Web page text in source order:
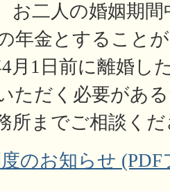
お二人の婚姻期
年金とすること
月1日前に離婚し
ただく必要があ
所までご相談く
のお知らせ